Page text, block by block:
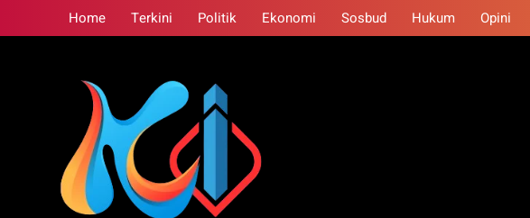
to
Home Terkini Politik Ekonomi Sosbud Hukum Opini